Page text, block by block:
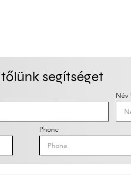
segítséget
Név
Phone